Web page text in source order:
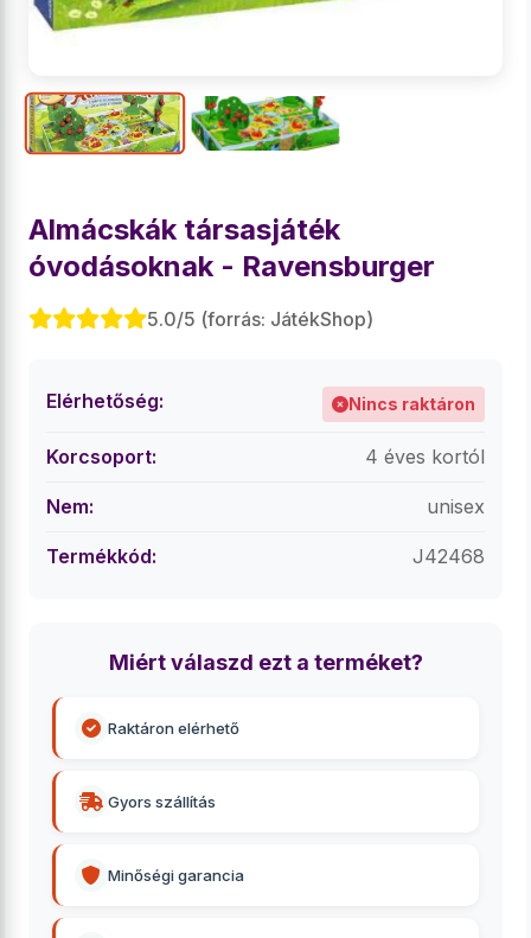
Almácskák társasjáték
óvodásoknak - Ravensburger
5.0/5 (forrás: JátékShop)
Elérhetőség: Nincs raktáron
Korcsoport: 4 éves kortól
Nem: unisex
Termékkód: J42468
Miért válaszd ezt a terméket?
Raktáron elérhető
Gyors szállítás
Minőségi garancia